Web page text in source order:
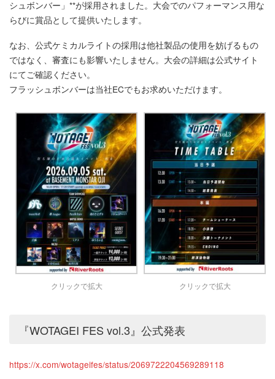
シュボンバー」**が採用されました。大会でのパフォーマンス用な
らびに賞品として提供いたします。
なお、公式ケミカルライトの採用は他社製品の使用を妨げるもの
ではなく、審査にも影響いたしません。大会の詳細は公式サイト
にてご確認ください。
フラッシュボンバーは当社ECでもお求めいただけます。
クリックで拡大 クリックで拡大
『WOTAGEI FES vol.3』公式発表
https://x.com/wotageifes/status/2069722204569289118